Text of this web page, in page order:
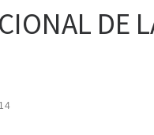
DE